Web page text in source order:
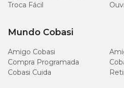
Troca Fácil
Mundo Cobasi
Amigo Cobasi
Compra Programada
Cobasi Cuida